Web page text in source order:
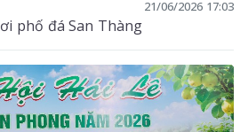
21/06/2026 17:03
phố đá San Thàng